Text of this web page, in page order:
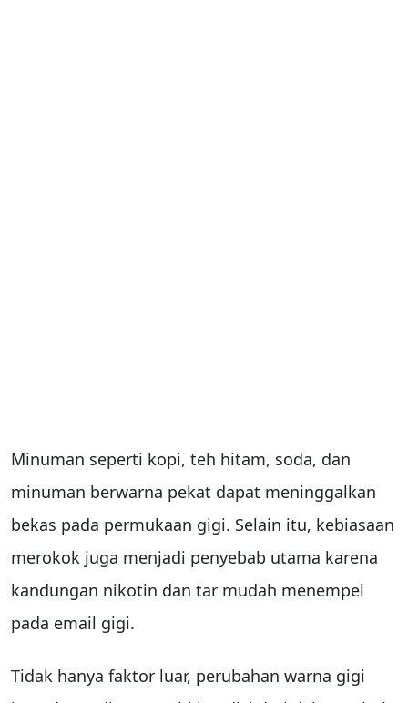
Minuman seperti kopi, teh hitam, soda, dan
minuman berwarna pekat dapat meninggalkan
bekas pada permukaan gigi. Selain itu, kebiasaan
merokok juga menjadi penyebab utama karena
kandungan nikotin dan tar mudah menempel
pada email gigi.
Tidak hanya faktor luar, perubahan warna gigi